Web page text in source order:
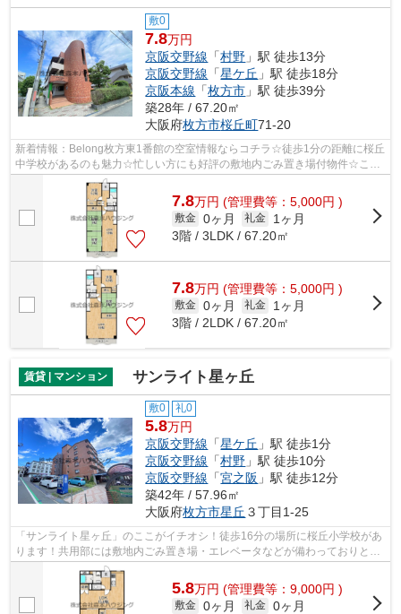
敷0
7.8万円
京阪交野線 「村野 」駅 徒歩13分
京阪交野線 「星ケ丘 」駅 徒歩18分
京阪本線 「枚方市 」駅 徒歩39分
築28年 / 67.20㎡
大阪府枚方市桜丘町71-20
新着情報：Belong枚方東1番館の空室情報ならコチラ☆徒歩1分の距離に桜丘
中学校があるのも魅力☆忙しい方にも好評の敷地内ごみ置き場付物件☆こち
らの物件は、駅へも徒歩13分と歩いてアク...
7.8万円 (管理費等：5,000円 )
敷金 0ヶ月 礼金
1ヶ月
3階 / 3LDK / 67.20㎡
7.8万円 (管理費等：5,000円 )
敷金 0ヶ月 礼金
1ヶ月
3階 / 2LDK / 67.20㎡
賃貸 | マンション サンライト星ヶ丘
敷0 礼0
5.8万円
京阪交野線 「星ケ丘 」駅 徒歩1分
京阪交野線 「村野 」駅 徒歩10分
京阪交野線 「宮之阪 」駅 徒歩12分
築42年 / 57.96㎡
大阪府枚方市星丘 ３丁目1-25
「サンライト星ヶ丘」のここがイチオシ！徒歩16分の場所に桜丘小学校があ
ります！共用部には敷地内ごみ置き場・エレベータなどが備わっておりとて
も充実しています！こだわり条件、通...
5.8万円 (管理費等：9,000円 )
敷金 0ヶ月 礼金 0ヶ月